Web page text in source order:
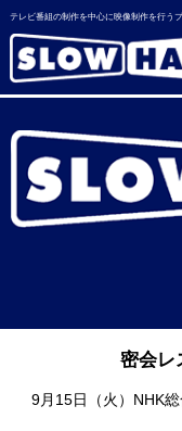
テレビ番組の制作を中心に映像制作を行う
密会レ
9月15日（火）NHK